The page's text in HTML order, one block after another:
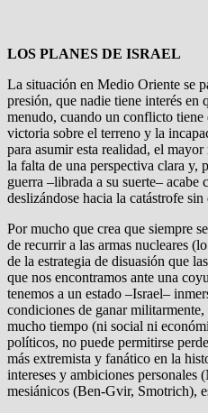
LOS PLANES DE ISRAEL
La situación en Medio Oriente se
presión, que nadie tiene interés en
menudo, cuando un conflicto
victoria sobre el terreno y la
para asumir esta realidad, el
la falta de una perspectiva clara y,
guerra –librada a su suerte– acabe
deslizándose hacia la catástrofe
Por mucho que crea que siempre
de recurrir a las armas nucleares
de la estrategia de disuasión que
que nos encontramos ante una
tenemos a un estado –Israel–
condiciones de ganar
mucho tiempo (ni social ni
políticos, no puede permitirse
más extremista y fanático en la
intereses y ambiciones personales
mesiánicos (Ben-Gvir, Smotrich),